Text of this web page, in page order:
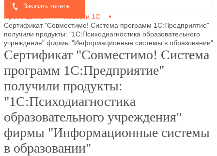
Заказать звонок
Новости 1С
Сертификат "Совместимо! Система программ 1С:Предприятие"
получили продукты: "1С:Психодиагностика образовательного
учреждения" фирмы "Информационные системы в образовании"
Сертификат "Совместимо! Система
программ 1С:Предприятие"
получили продукты:
"1С:Психодиагностика
образовательного учреждения"
фирмы "Информационные системы
в образовании"